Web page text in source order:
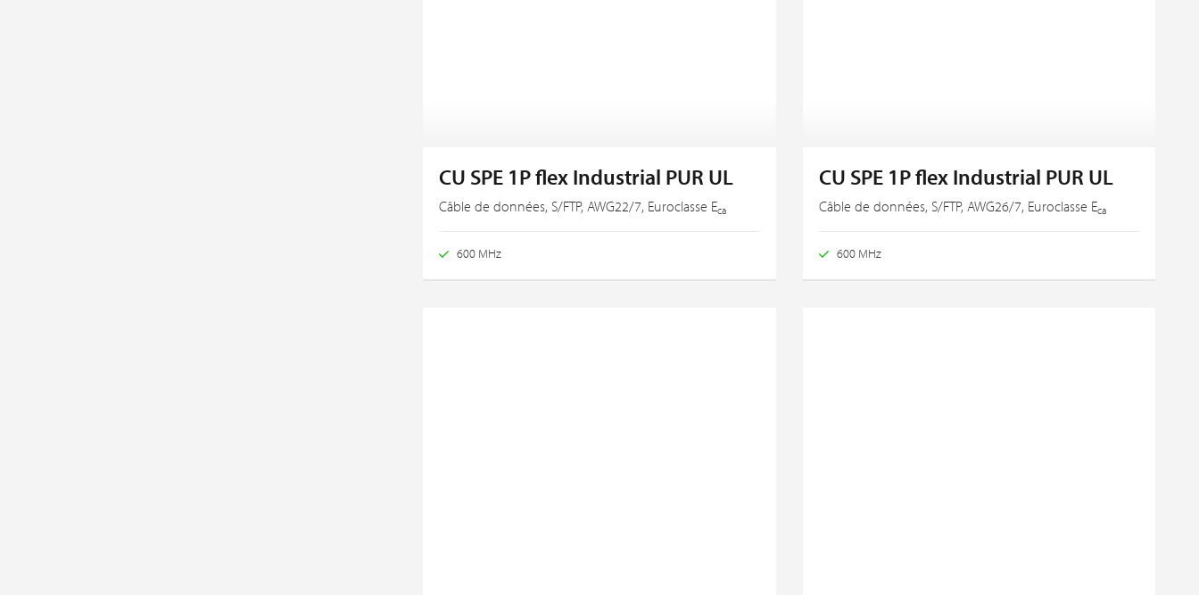
CU SPE 1P flex Industrial PUR UL
Câble de données, S/FTP, AWG22/7, Euroclasse Eca
600 MHz
CU SPE 1P flex Industrial PUR UL
Câble de données, S/FTP, AWG26/7, Euroclasse Eca
600 MHz